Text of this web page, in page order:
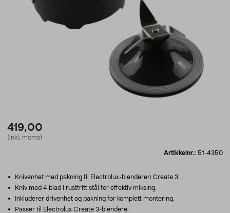
419,00
(inkl. moms)
Artikkelnr.: 51-4350
Knivenhet med pakning til Electrolux-blenderen Create 3.
Kniv med 4 blad i rustfritt stål for effektiv miksing.
Inkluderer drivenhet og pakning for komplett montering.
Passer til Electrolux Create 3-blendere.